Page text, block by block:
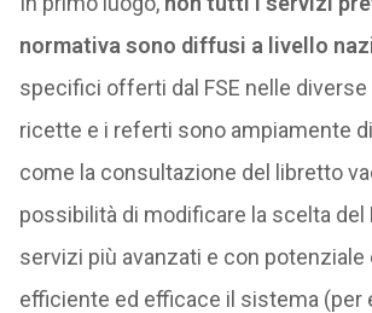
normativa sono diffusi a livello
specifici offerti dal FSE nelle diverse
ricette e i referti sono ampiamente
come la consultazione del libretto
possibilità di modificare la scelta del
servizi più avanzati e con potenziale
efficiente ed efficace il sistema (per